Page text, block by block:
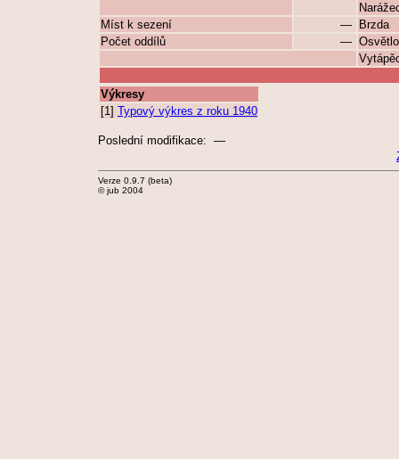
Míst k sezení
—
Brzda
Počet oddílů
—
Výkresy
[1] Typový výkres z roku 1940
Poslední modifikace: —
Verze 0.9.7 (beta)
© jub 2004